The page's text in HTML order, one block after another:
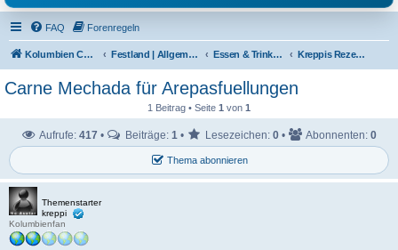
FAQ Forenregeln
Kolumbien Community Festland | Allgemeine Fragen Essen & Trinken / Koch- Back & Rezeptecke Kreppis Rezeptecke
Carne Mechada für Arepasfuellungen
1 Beitrag • Seite 1 von 1
Thema abonnieren
Aufrufe: 417 • Beiträge: 1 • Lesezeichen: 0 • Abonnenten: 0
Themenstarter
kreppi
Kolumbienfan